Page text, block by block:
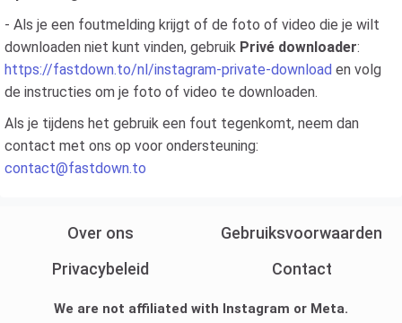
- Als je een foutmelding krijgt of de foto of video die je wilt
downloaden niet kunt vinden, gebruik Privé downloader:
https://fastdown.to/nl/instagram-private-download en volg
de instructies om je foto of video te downloaden.
Als je tijdens het gebruik een fout tegenkomt, neem dan
contact met ons op voor ondersteuning:
contact@fastdown.to
Over ons
Gebruiksvoorwaarden
Privacybeleid
Contact
We are not affiliated with Instagram or Meta.